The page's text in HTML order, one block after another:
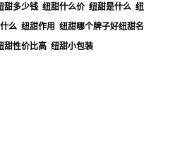
甜多少钱 纽甜什么价 纽甜是什么 纽
么 纽甜作用 纽甜哪个牌子好纽甜名
甜性价比高 纽甜小包装